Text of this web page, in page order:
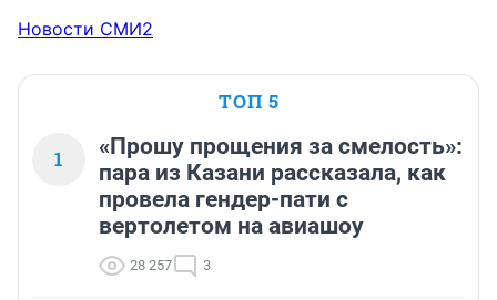
Новости СМИ2
ТОП 5
1
«Прошу прощения за смелость»:
пара из Казани рассказала, как
провела гендер-пати с
вертолетом на авиашоу
28 257 3